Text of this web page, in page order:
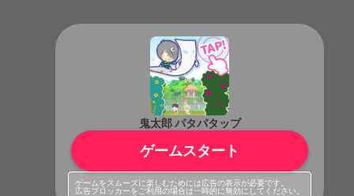
鬼太郎 パタパタップ
ゲームスタート
ゲームをスムーズに楽しむためには広告の表示が必要です。
広告ブロッカーをご利用の場合は一時的に無効にしてください。